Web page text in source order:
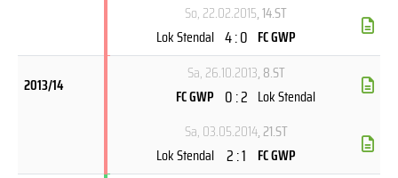
So, 22.02.2015, 14.ST
Lok Stendal 4 : 0 FC GWP
2013/14
Sa, 26.10.2013, 8.ST
FC GWP 0 : 2 Lok Stendal
Sa, 03.05.2014, 21.ST
Lok Stendal 2 : 1 FC GWP